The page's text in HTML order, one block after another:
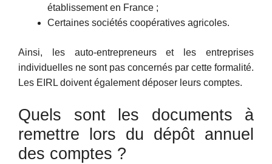
établissement en France ;
Certaines sociétés coopératives agricoles.
Ainsi, les auto-entrepreneurs et les entreprises
individuelles ne sont pas concernés par cette formalité.
Les EIRL doivent également déposer leurs comptes.
Quels sont les documents à
remettre lors du dépôt annuel
des comptes ?